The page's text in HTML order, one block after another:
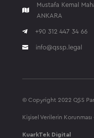

Mustafa Kemal
ANKARA
 +90 312 447 34 66
 info@qssp.legal
© Copyright 2022 QSS
Kişisel Verilerin Korunması
KuarkTek Digital